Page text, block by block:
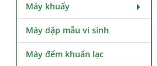
Máy khuấy
Máy dập mẫu vi sinh
Máy đếm khuẩn lạc